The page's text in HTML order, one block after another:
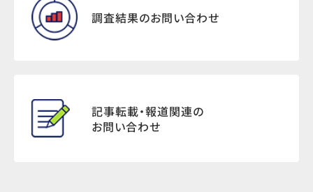
調査結果のお問い合わせ
記事転載・報道関連の
お問い合わせ